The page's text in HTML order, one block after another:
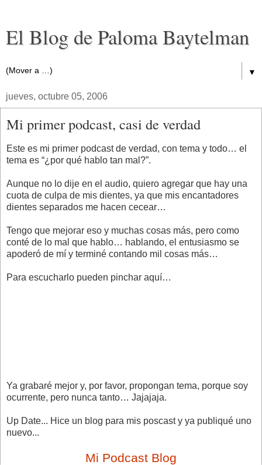
El Blog de Paloma Baytelman
▼
jueves, octubre 05, 2006
Mi primer podcast, casi de verdad
Este es mi primer podcast de verdad, con tema y todo… el
tema es “¿por qué hablo tan mal?”.
Aunque no lo dije en el audio, quiero agregar que hay una
cuota de culpa de mis dientes, ya que mis encantadores
dientes separados me hacen cecear…
Tengo que mejorar eso y muchas cosas más, pero como
conté de lo mal que hablo… hablando, el entusiasmo se
apoderó de mí y terminé contando mil cosas más…
Para escucharlo pueden pinchar aquí…
Ya grabaré mejor y, por favor, propongan tema, porque soy
ocurrente, pero nunca tanto… Jajajaja.
Up Date... Hice un blog para mis poscast y ya publiqué uno
nuevo...
Mi Podcast Blog